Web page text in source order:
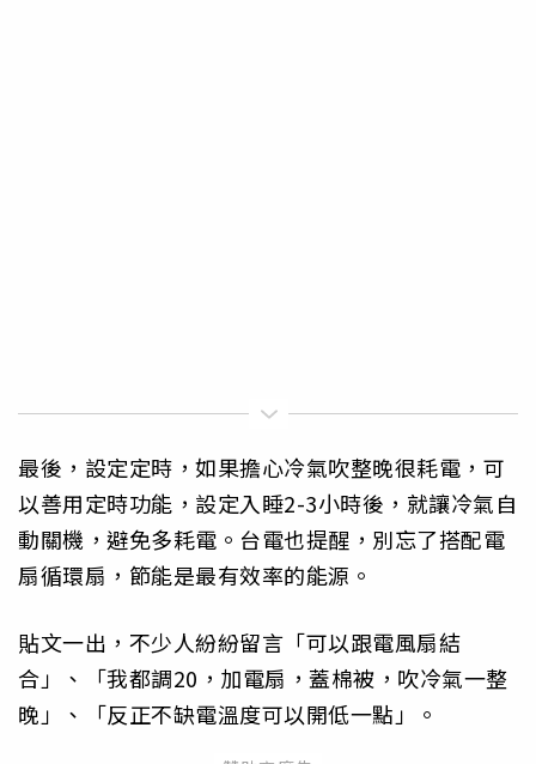
最後，設定定時，如果擔心冷氣吹整晚很耗電，可
以善用定時功能，設定入睡2-3小時後，就讓冷氣自
動關機，避免多耗電。台電也提醒，別忘了搭配電
扇循環扇，節能是最有效率的能源。
貼文一出，不少人紛紛留言「可以跟電風扇結
合」、「我都調20，加電扇，蓋棉被，吹冷氣一整
晚」、「反正不缺電溫度可以開低一點」。